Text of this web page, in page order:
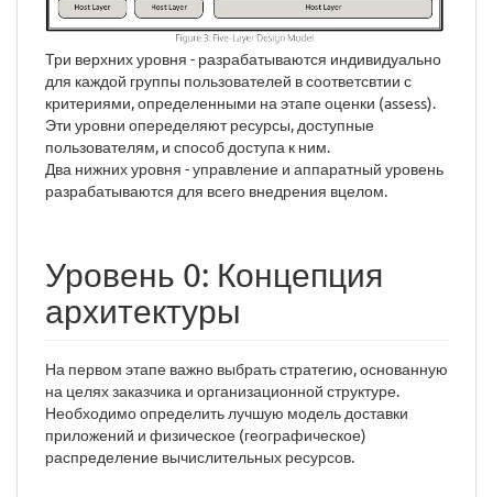
Три верхних уровня - разрабатываются индивидуально
для каждой группы пользователей в соответсвтии с
критериями, определенными на этапе оценки (assess).
Эти уровни опеределяют ресурсы, доступные
пользователям, и способ доступа к ним.
Два нижних уровня - управление и аппаратный уровень
разрабатываются для всего внедрения вцелом.
Уровень 0: Концепция
архитектуры
На первом этапе важно выбрать стратегию, основанную
на целях заказчика и организационной структуре.
Необходимо определить лучшую модель доставки
приложений и физическое (географическое)
распределение вычислительных ресурсов.